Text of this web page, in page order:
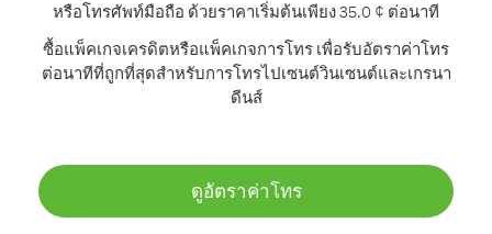
หรือโทรศัพท์มือถือ ด้วยราคาเริ่มต้นเพียง 35.0 ¢ ต่อนาที
ซื้อแพ็คเกจเครดิตหรือแพ็คเกจการโทร เพื่อรับอัตราค่าโทร
ต่อนาทีที่ถูกที่สุดสำหรับการโทรไปเซนต์วินเซนต์และเกรนา
ดีนส์
ดูอัตราค่าโทร